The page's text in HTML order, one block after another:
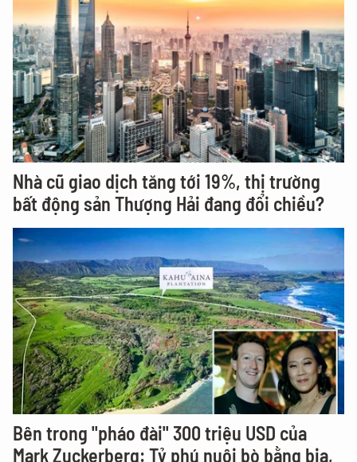
Nhà cũ giao dịch tăng tới 19%, thị trường
bất động sản Thượng Hải đang đổi chiều?
Bên trong "pháo đài" 300 triệu USD của
Mark Zuckerberg: Tỷ phú nuôi bò bằng bia,